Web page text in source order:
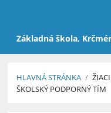
Základná škola,
HLAVNÁ STRÁNKA /
ŠKOLSKÝ PODPORNÝ TÍM